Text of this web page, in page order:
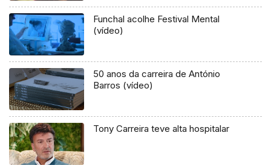
Funchal acolhe Festival Mental
(vídeo)
50 anos da carreira de António
Barros (vídeo)
Tony Carreira teve alta hospitalar